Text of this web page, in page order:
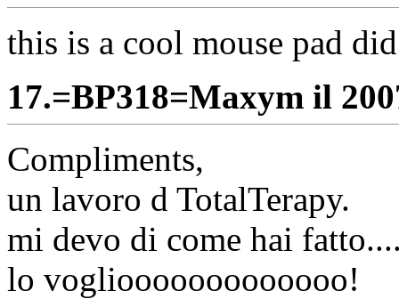
this is a cool mouse pad
17.=BP318=Maxym il
Compliments,
un lavoro d TotalTerapy.
mi devo di come hai
lo vogliooooooooooooo!